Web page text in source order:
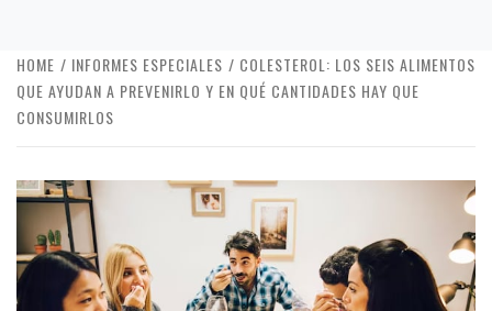
HOME INFORMES ESPECIALES
COLESTEROL: LOS SEIS ALIMENTOS
QUE AYUDAN A PREVENIRLO Y EN QUÉ CANTIDADES HAY QUE
CONSUMIRLOS